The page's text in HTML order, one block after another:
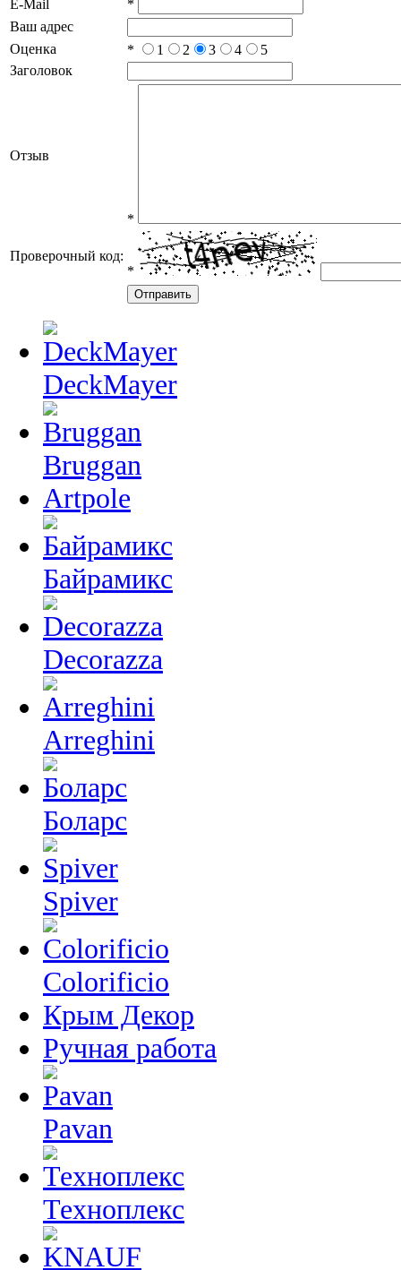
E-Mail
*
Ваш адрес
Оценка
* 1 2 3 4
5
Заголовок
Отзыв
*
Проверочный код:
*
DeckMayer
Bruggan
Artpole
Байрамикс
Decorazza
Arreghini
Боларс
Spiver
Colorificio
Крым Декор
Ручная работа
Pavan
Техноплекс